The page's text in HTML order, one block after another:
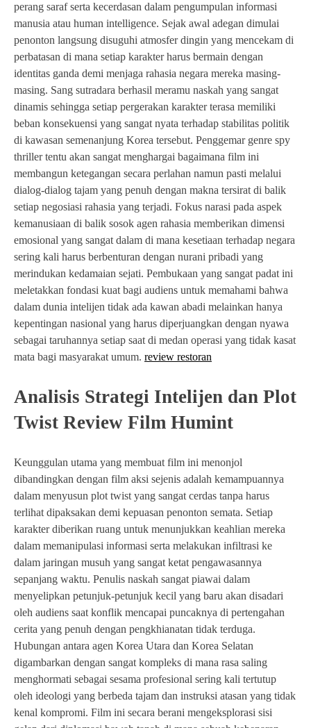
perang saraf serta kecerdasan dalam pengumpulan informasi
manusia atau human intelligence. Sejak awal adegan dimulai
penonton langsung disuguhi atmosfer dingin yang mencekam di
perbatasan di mana setiap karakter harus bermain dengan
identitas ganda demi menjaga rahasia negara mereka masing-
masing. Sang sutradara berhasil meramu naskah yang sangat
dinamis sehingga setiap pergerakan karakter terasa memiliki
beban konsekuensi yang sangat nyata terhadap stabilitas politik
di kawasan semenanjung Korea tersebut. Penggemar genre spy
thriller tentu akan sangat menghargai bagaimana film ini
membangun ketegangan secara perlahan namun pasti melalui
dialog-dialog tajam yang penuh dengan makna tersirat di balik
setiap negosiasi rahasia yang terjadi. Fokus narasi pada aspek
kemanusiaan di balik sosok agen rahasia memberikan dimensi
emosional yang sangat dalam di mana kesetiaan terhadap negara
sering kali harus berbenturan dengan nurani pribadi yang
merindukan kedamaian sejati. Pembukaan yang sangat padat ini
meletakkan fondasi kuat bagi audiens untuk memahami bahwa
dalam dunia intelijen tidak ada kawan abadi melainkan hanya
kepentingan nasional yang harus diperjuangkan dengan nyawa
sebagai taruhannya setiap saat di medan operasi yang tidak kasat
mata bagi masyarakat umum. review restoran
Analisis Strategi Intelijen dan Plot
Twist Review Film Humint
Keunggulan utama yang membuat film ini menonjol
dibandingkan dengan film aksi sejenis adalah kemampuannya
dalam menyusun plot twist yang sangat cerdas tanpa harus
terlihat dipaksakan demi kepuasan penonton semata. Setiap
karakter diberikan ruang untuk menunjukkan keahlian mereka
dalam memanipulasi informasi serta melakukan infiltrasi ke
dalam jaringan musuh yang sangat ketat pengawasannya
sepanjang waktu. Penulis naskah sangat piawai dalam
menyelipkan petunjuk-petunjuk kecil yang baru akan disadari
oleh audiens saat konflik mencapai puncaknya di pertengahan
cerita yang penuh dengan pengkhianatan tidak terduga.
Hubungan antara agen Korea Utara dan Korea Selatan
digambarkan dengan sangat kompleks di mana rasa saling
menghormati sebagai sesama profesional sering kali tertutup
oleh ideologi yang berbeda tajam dan instruksi atasan yang tidak
kenal kompromi. Film ini secara berani mengeksplorasi sisi